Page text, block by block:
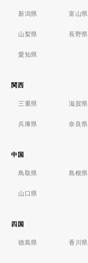
新潟県 富山県
山梨県 長野県
愛知県
関西
三重県 滋賀県
兵庫県 奈良県
中国
鳥取県 島根県
山口県
四国
徳島県 香川県